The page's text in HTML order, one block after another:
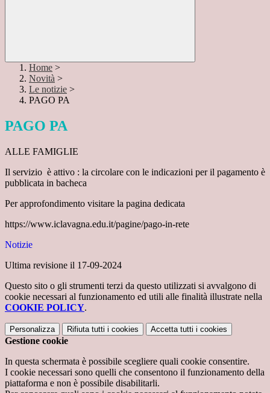
Home >
Novità >
Le notizie >
PAGO PA
PAGO PA
ALLE FAMIGLIE
Il servizio è attivo : la circolare con le indicazioni per il pagamento è
pubblicata in bacheca
Per approfondimento visitare la pagina dedicata
https://www.iclavagna.edu.it/pagine/pago-in-rete
Notizie
Ultima revisione il 17-09-2024
Questo sito o gli strumenti terzi da questo utilizzati si avvalgono di
cookie necessari al funzionamento ed utili alle finalità illustrate nella
COOKIE POLICY.
Personalizza Rifiuta tutti i cookies Accetta tutti i cookies
Gestione cookie
In questa schermata è possibile scegliere quali cookie consentire.
I cookie necessari sono quelli che consentono il funzionamento della
piattaforma e non è possibile disabilitarli.